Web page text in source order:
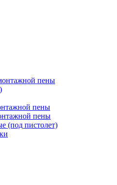
пены
пены
пены
(под пистолет)